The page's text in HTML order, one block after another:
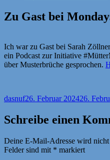
Zu Gast bei
Ich war zu Gast bei Sarah
ein Podcast zur Initiative
über Musterbrüche gesprochen.
Autor
dasnufVeröffentlicht
26. Februar 202426.
Schreibe einen
Deine E-Mail-Adresse wird
Felder sind mit * markiert